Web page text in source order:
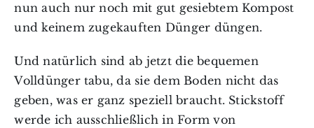
nun auch nur noch mit gut gesiebtem Kompost
und keinem zugekauften Dünger düngen.
Und natürlich sind ab jetzt die bequemen
Volldünger tabu, da sie dem Boden nicht das
geben, was er ganz speziell braucht. Stickstoff
werde ich ausschließlich in Form von